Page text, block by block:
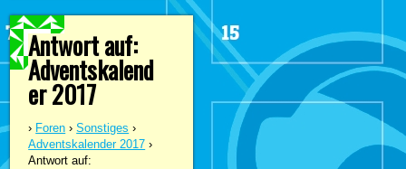
Antwort auf:
Adventskalend
er 2017
› Foren › Sonstiges ›
Adventskalender 2017 ›
Antwort auf: